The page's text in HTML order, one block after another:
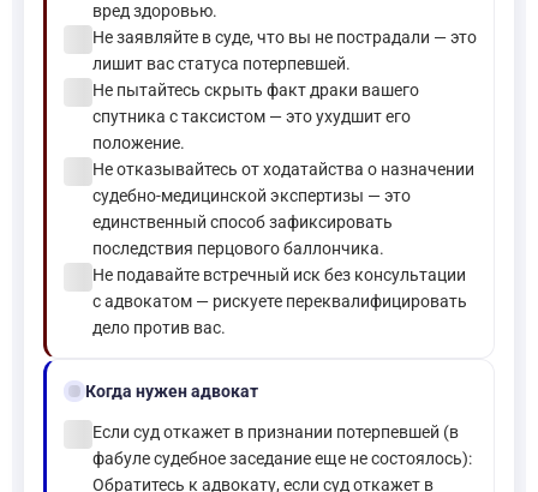
вред здоровью.
Не заявляйте в суде, что вы не пострадали — это
лишит вас статуса потерпевшей.
Не пытайтесь скрыть факт драки вашего
спутника с таксистом — это ухудшит его
положение.
Не отказывайтесь от ходатайства о назначении
судебно-медицинской экспертизы — это
единственный способ зафиксировать
последствия перцового баллончика.
Не подавайте встречный иск без консультации
с адвокатом — рискуете переквалифицировать
дело против вас.
gavelКогда нужен адвокат
Если суд откажет в признании потерпевшей (в
фабуле судебное заседание еще не состоялось):
Обратитесь к адвокату, если суд откажет в